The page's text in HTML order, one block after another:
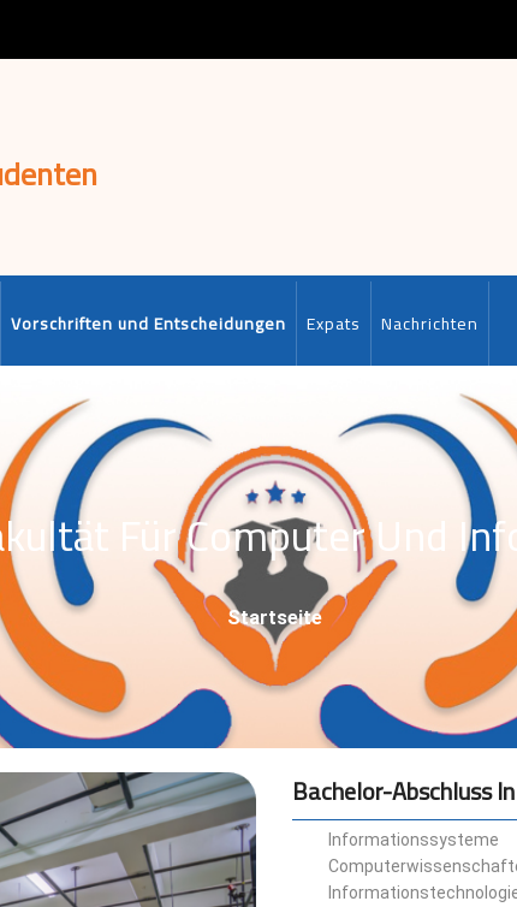
Vorschriften und Entscheidungen Expats Nachrichten
Für Computer Und
Startseite
Bachelor-Abschluss
Informationssysteme